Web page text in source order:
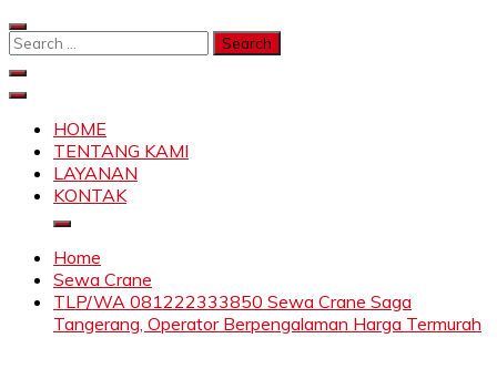
Skip
to
Search
SKYLIFTHOME
TENTANG KAMI
LAYANAN
KONTAK
Home
Sewa Crane
TLP/WA 081222333850 Sewa Crane Saga
Tangerang, Operator Berpengalaman Harga Termurah